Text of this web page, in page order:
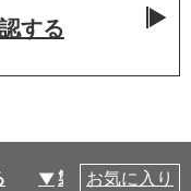
する
製品仕様
お気に入り